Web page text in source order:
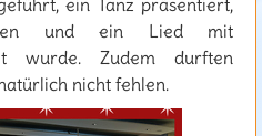
ein Tanz präsentiert,
und ein Lied mit
wurde. Zudem durften
nicht fehlen.